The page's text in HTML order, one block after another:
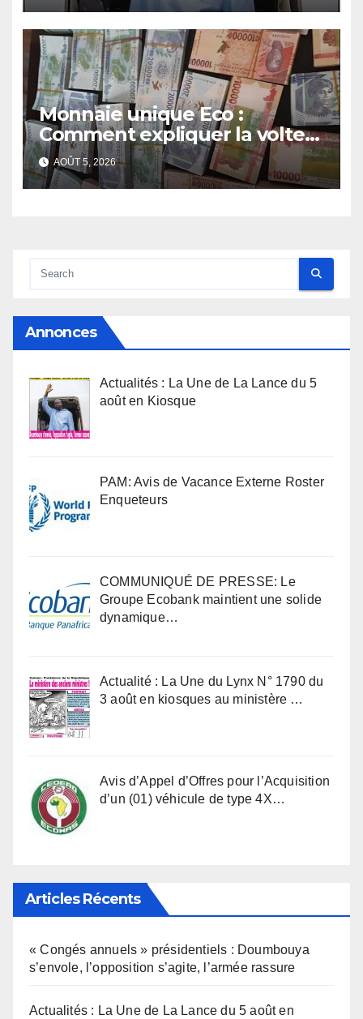
Monnaie unique Eco :
Comment expliquer la volte-
face de la Guinée
AOÛT 5, 2026
Annonces
Actualités : La Une de La Lance du 5
août en Kiosque
PAM: Avis de Vacance Externe Roster
Enqueteurs
COMMUNIQUÉ DE PRESSE: Le
Groupe Ecobank maintient une solide
dynamique…
Actualité : La Une du Lynx N° 1790 du
3 août en kiosques au ministère …
Avis d’Appel d’Offres pour l’Acquisition
d’un (01) véhicule de type 4X…
Articles Récents
« Congés annuels » présidentiels : Doumbouya
s’envole, l’opposition s’agite, l’armée rassure
Actualités : La Une de La Lance du 5 août en